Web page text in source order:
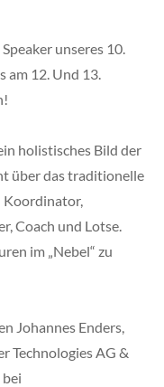
unseres 10.
am 12. Und 13.
holistisches Bild der
über das traditionelle
Koordinator,
Coach und Lotse.
im „Nebel“ zu
Johannes Enders,
Technologies AG &